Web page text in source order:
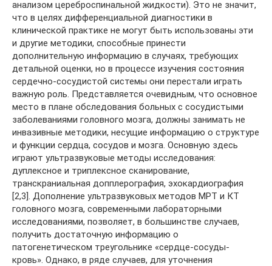
анализом цереброспинальной жидкости). Это не значит,
что в целях дифференциальной диагностики в
клинической практике не могут быть использованы эти
и другие методики, способные принести
дополнительную информацию в случаях, требующих
детальной оценки, но в процессе изучения состояния
сердечно-сосудистой системы они перестали играть
важную роль. Представляется очевидным, что основное
место в плане обследования больных с сосудистыми
заболеваниями головного мозга, должны занимать не
инвазивные методики, несущие информацию о структуре
и функции сердца, сосудов и мозга. Основную здесь
играют ультразвуковые методы исследования:
дуплексное и триплексное сканирование,
транскраниальная допплерография, эхокардиография
[2,3]. Дополнение ультразвуковых методов МРТ и КТ
головного мозга, современными лабораторными
исследованиями, позволяет, в большинстве случаев,
получить достаточную информацию о
патогенетическом треугольнике «сердце-сосуды-
кровь». Однако, в ряде случаев, для уточнения